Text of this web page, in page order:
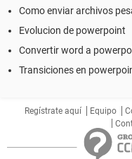
Como enviar archivos
Evolucion de powerpoint
Convertir word a
Transiciones en
Regístrate aquí Equipo